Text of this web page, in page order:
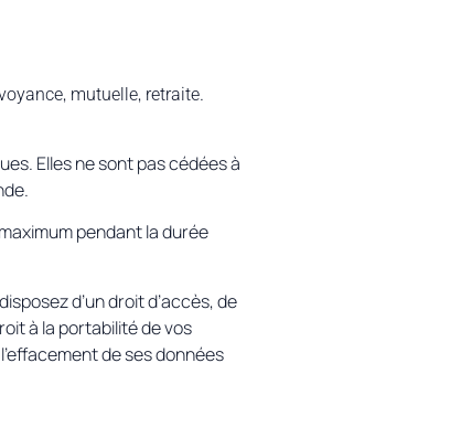
, mutuelle, retraite.
Elles ne sont pas cédées à
pendant la durée
d’un droit d’accès, de
à la portabilité de vos
de ses données